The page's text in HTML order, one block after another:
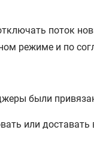
поток
режиме и по
были
или доставать